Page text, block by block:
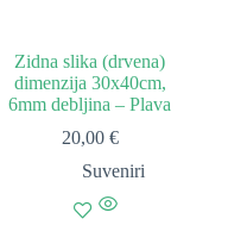
Zidna slika (drvena)
dimenzija 30x40cm,
6mm debljina – Plava
20,00 €
Suveniri